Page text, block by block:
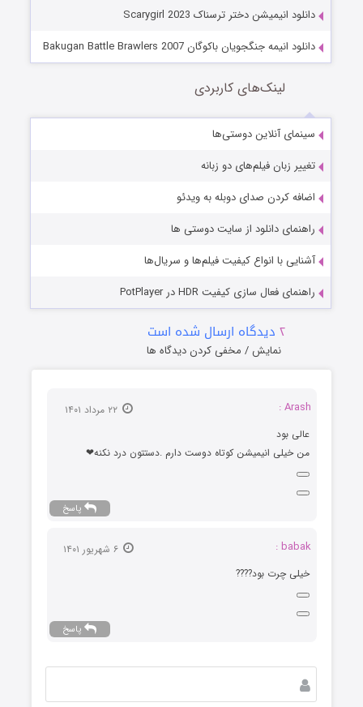
دانلود انیمیشن دختر ترسناک Scarygirl 2023
دانلود انیمه جنگجویان باکوگان Bakugan Battle Brawlers 2007
لینک‌های کاربردی
سینمای آنلاین دوستی‌ها
تغییر زبان فیلم‌های دو زبانه
اضافه کردن صدای دوبله به ویدئو
راهنمای دانلود از سایت دوستی ها
آشنایی با انواع کیفیت فیلم‌ها و سریال‌ها
راهنمای فعال سازی کیفیت HDR در PotPlayer
۲ دیدگاه ارسال شده است
نمایش / مخفی کردن دیدگاه ها
Arash :
۲۲ مرداد ۱۴۰۱
عالی بود
من خیلی انیمیشن کوتاه دوست دارم .دستتون درد نکنه❤
پاسخ
babak :
خیلی چرت بود????
پاسخ